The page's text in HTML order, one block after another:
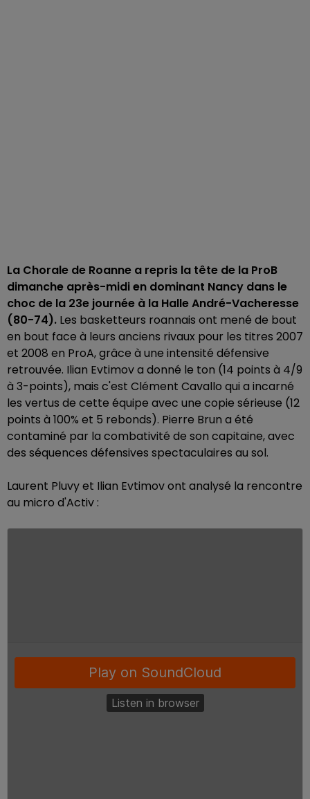
La Chorale de Roanne a repris la tête de la ProB
dimanche après-midi en dominant Nancy dans le
choc de la 23e journée à la Halle André-Vacheresse
(80-74). Les basketteurs roannais ont mené de bout
en bout face à leurs anciens rivaux pour les titres 2007
et 2008 en ProA, grâce à une intensité défensive
retrouvée. Ilian Evtimov a donné le ton (14 points à 4/9
à 3-points), mais c'est Clément Cavallo qui a incarné
les vertus de cette équipe avec une copie sérieuse (12
points à 100% et 5 rebonds). Pierre Brun a été
contaminé par la combativité de son capitaine, avec
des séquences défensives spectaculaires au sol.
Laurent Pluvy et Ilian Evtimov ont analysé la rencontre
au micro d'Activ :